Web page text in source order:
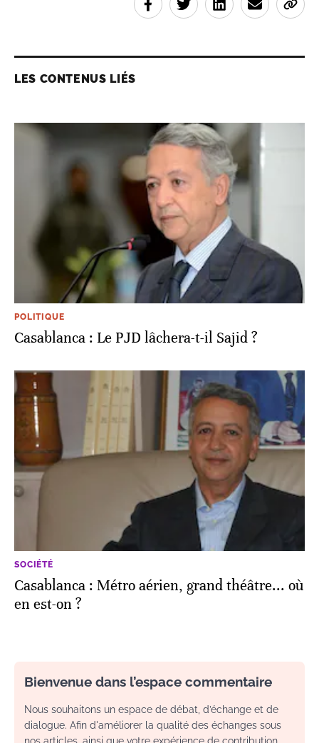
LES CONTENUS LIÉS
POLITIQUE
Casablanca : Le PJD lâchera-t-il Sajid ?
SOCIÉTÉ
Casablanca : Métro aérien, grand théâtre... où
en est-on ?
Bienvenue dans l’espace commentaire
Nous souhaitons un espace de débat, d’échange et de
dialogue. Afin d'améliorer la qualité des échanges sous